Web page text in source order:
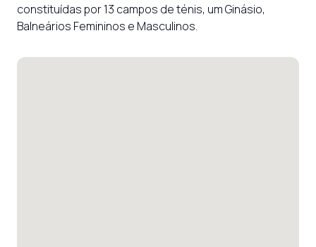
constituídas por 13 campos de ténis, um Ginásio,
Balneários Femininos e Masculinos.